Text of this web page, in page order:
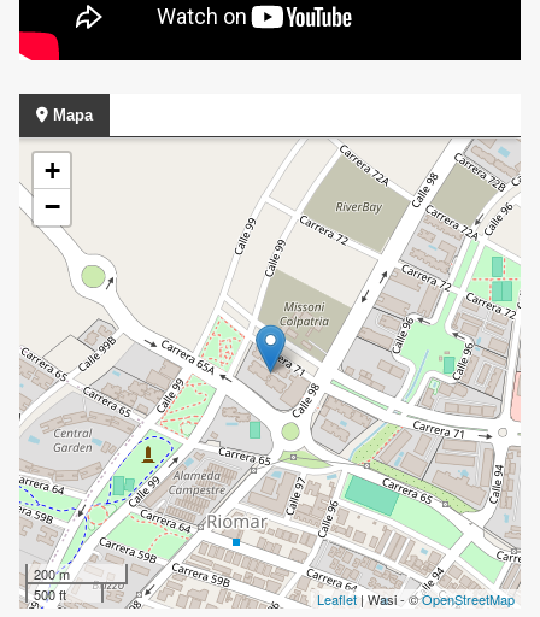
Mapa
+
−
200 m
500 ft
Leaflet| Wasi - ©OpenStreetMap